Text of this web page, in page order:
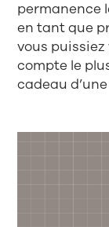
permanence
en tant que
vous
compte le
cadeau